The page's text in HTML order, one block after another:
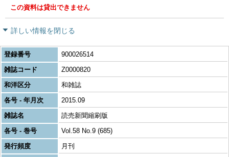
この資料は貸出できません
詳しい情報を閉じる
登録番号
900026514
雑誌コード
Z0000820
和洋区分
和雑誌
各号 - 年月次
2015.09
雑誌名
読売新聞縮刷版
各号 - 巻号
Vol.58 No.9 (685)
発行頻度
月刊